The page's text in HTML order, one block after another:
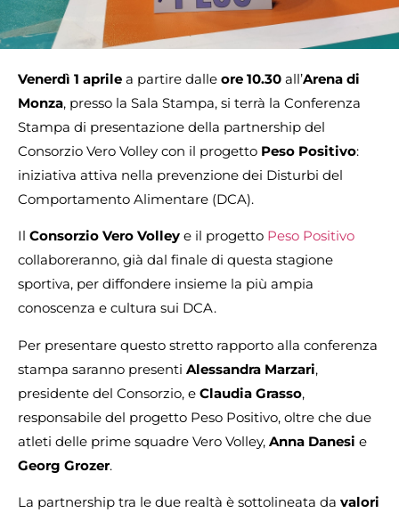
Venerdì 1 aprile a partire dalle ore 10.30 all’Arena di
Monza, presso la Sala Stampa, si terrà la Conferenza
Stampa di presentazione della partnership del
Consorzio Vero Volley con il progetto Peso Positivo:
iniziativa attiva nella prevenzione dei Disturbi del
Comportamento Alimentare (DCA).
Il Consorzio Vero Volley e il progetto Peso Positivo
collaboreranno, già dal finale di questa stagione
sportiva, per diffondere insieme la più ampia
conoscenza e cultura sui DCA.
Per presentare questo stretto rapporto alla conferenza
stampa saranno presenti Alessandra Marzari,
presidente del Consorzio, e Claudia Grasso,
responsabile del progetto Peso Positivo, oltre che due
atleti delle prime squadre Vero Volley, Anna Danesi e
Georg Grozer.
La partnership tra le due realtà è sottolineata da valori